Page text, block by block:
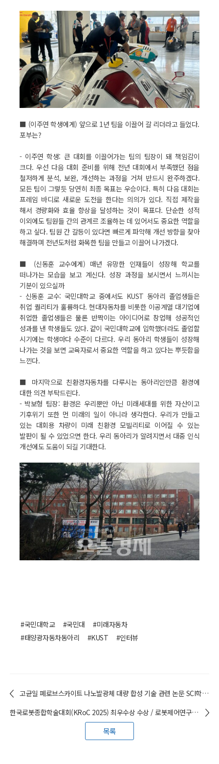
■ (이주연 학생에게) 앞으로 1년 팀을 이끌어 갈 리더라고 들었다.
포부는?
- 이주연 학생: 큰 대회를 이끌어가는 팀의 팀장이 돼 책임감이
크다. 우선 다음 대회 준비를 위해 전년 대회에서 부족했던 점을
철저하게 분석, 보완, 개선하는 과정을 거쳐 반드시 완주하겠다.
모든 팀이 그렇듯 당연히 최종 목표는 우승이다. 특히 다음 대회는
프레임 바디로 새로운 도전을 한다는 의의가 있다. 직접 제작을
해서 경량화와 효율 향상을 달성하는 것이 목표다. 단순한 성적
이외에도 팀원들 간의 관계르 조율하는 데 있어서도 중요한 역할을
하고 싶다. 팀원 간 갈등이 있다면 빠르게 파악해 개선 방향을 찾아
해결하며 전년도처럼 화목한 팀을 만들고 이끌어 나가겠다.
■ (신동훈 교수에게) 매년 유망한 인재들이 성장해 학교를
떠나가는 모습을 보고 계신다. 성장 과정을 보시면서 느끼시는
기분이 있으실까
- 신동훈 교수: 국민대학교 중에서도 KUST 동아리 졸업생들은
취업 퀄리티가 훌륭하다. 현대자동차를 비롯한 이공계열 대기업에
취업한 졸업생들은 물론 반짝이는 아이디어로 창업해 성공적인
성과를 낸 학생들도 있다. 같이 국민대학교에 입학했더라도 졸업할
시기에는 학생마다 수준이 다르다. 우리 동아리 학생들이 성장해
나가는 것을 보면 교육자로서 중요한 역할을 하고 있다는 뿌듯함을
느낀다.
■ 마지막으로 친환경자동차를 다루시는 동아리인만큼 환경에
대한 의견 부탁드린다.
- 박보형 팀장: 환경은 우리뿐만 아닌 미래세대를 위한 자산이고
기후위기 또한 먼 미래의 일이 아니라 생각한다. 우리가 만들고
있는 대회용 차량이 미래 친환경 모빌리티로 이어질 수 있는
발판이 될 수 있었으면 한다. 우리 동아리가 알려지면서 대중 인식
개선에도 도움이 되길 기대한다.
#국민대학교 #국민대
#미래자동차
#태양광자동차동아리
#KUST #인터뷰
고균일 페로브스카이트 나노발광체 대량 합성 기술 관련 논문 SCI학술지 게재 / 김영훈 (나노소재전공) 교수
한국로봇종합학술대회(KRoC 2025) 최우수상 수상 / 로봇제어연구실 학생
목록